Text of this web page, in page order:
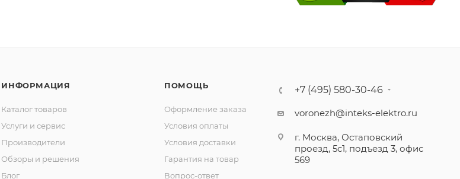
ИНФОРМАЦИЯ
Каталог товаров
Услуги и сервис
Производители
Обзоры и решения
Блог
ПОМОЩЬ
Оформление заказа
Условия оплаты
Условия доставки
Гарантия на товар
Вопрос-ответ
+7 (495) 580-30-46
voronezh@inteks-elektro.ru
г. Москва, Остаповский
проезд, 5с1, подъезд 3, офис
569